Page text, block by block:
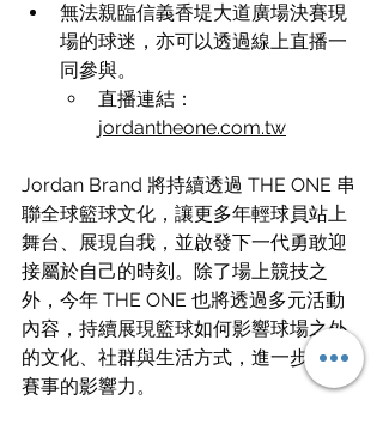
無法親臨信義香堤大道廣場決賽現
場的球迷，亦可以透過線上直播一
同參與。
直播連結：
jordantheone.com.tw
Jordan Brand 將持續透過 THE ONE 串
聯全球籃球文化，讓更多年輕球員站上
舞台、展現自我，並啟發下一代勇敢迎
接屬於自己的時刻。除了場上競技之
外，今年 THE ONE 也將透過多元活動
內容，持續展現籃球如何影響球場之外
的文化、社群與生活方式，進一步擴大
賽事的影響力。